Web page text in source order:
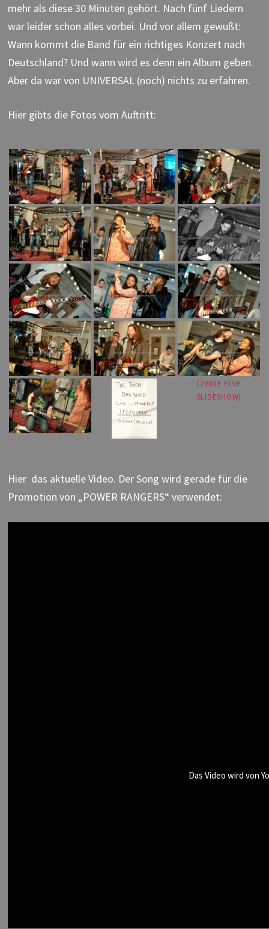
mehr als diese 30 Minuten gehört. Nach fünf Liedern
war leider schon alles vorbei. Und vor allem gewußt:
Wann kommt die Band für ein richtiges Konzert nach
Deutschland? Und wann wird es denn ein Album geben.
Aber da war von UNIVERSAL (noch) nichts zu erfahren.
Hier gibts die Fotos vom Auftritt:
[ZEIGE EINE
SLIDESHOW]
Hier das aktuelle Video. Der Song wird gerade für die
Promotion von „POWER RANGERS“ verwendet:
Das Video wird von